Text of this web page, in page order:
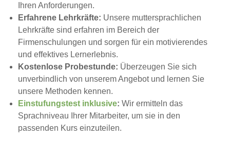
Ihren Anforderungen.
Erfahrene Lehrkräfte: Unsere muttersprachlichen
Lehrkräfte sind erfahren im Bereich der
Firmenschulungen und sorgen für ein motivierendes
und effektives Lernerlebnis.
Kostenlose Probestunde: Überzeugen Sie sich
unverbindlich von unserem Angebot und lernen Sie
unsere Methoden kennen.
Einstufungstest inklusive: Wir ermitteln das
Sprachniveau Ihrer Mitarbeiter, um sie in den
passenden Kurs einzuteilen.